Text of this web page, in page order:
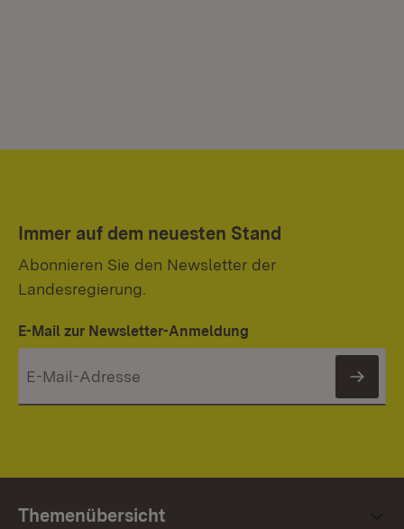
Immer auf dem neuesten Stand
Abonnieren Sie den Newsletter der
Landesregierung.
E-Mail zur Newsletter-Anmeldung
Themenübersicht